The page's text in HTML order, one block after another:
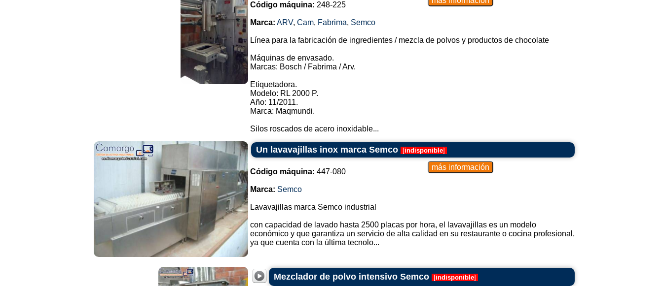
Código máquina: 248-225
Marca: ARV, Cam, Fabrima, Semco
Línea para la fabricación de ingredientes / mezcla de polvos y productos de chocolate
Máquinas de envasado.
Marcas: Bosch / Fabrima / Arv.
Etiquetadora.
Modelo: RL 2000 P.
Año: 11/2011.
Marca: Maqmundi.
Silos roscados de acero inoxidable...
Un lavavajillas inox marca Semco [indisponible]
Código máquina: 447-080
Marca: Semco
Lavavajillas marca Semco industrial
con capacidad de lavado hasta 2500 placas por hora, el lavavajillas es un modelo
económico y que garantiza un servicio de alta calidad en su restaurante o cocina profesional,
ya que cuenta con la última tecnolo...
Mezclador de polvo intensivo Semco [indisponible]